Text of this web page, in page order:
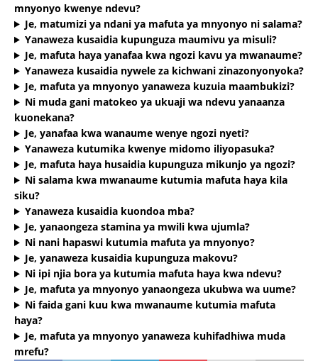
mnyonyo kwenye ndevu?
Je, matumizi ya ndani ya mafuta ya mnyonyo ni salama?
Yanaweza kusaidia kupunguza maumivu ya misuli?
Je, mafuta haya yanafaa kwa ngozi kavu ya mwanaume?
Yanaweza kusaidia nywele za kichwani zinazonyonyoka?
Je, mafuta ya mnyonyo yanaweza kuzuia maambukizi?
Ni muda gani matokeo ya ukuaji wa ndevu yanaanza
kuonekana?
Je, yanafaa kwa wanaume wenye ngozi nyeti?
Yanaweza kutumika kwenye midomo iliyopasuka?
Je, mafuta haya husaidia kupunguza mikunjo ya ngozi?
Ni salama kwa mwanaume kutumia mafuta haya kila
siku?
Yanaweza kusaidia kuondoa mba?
Je, yanaongeza stamina ya mwili kwa ujumla?
Ni nani hapaswi kutumia mafuta ya mnyonyo?
Je, yanaweza kusaidia kupunguza makovu?
Ni ipi njia bora ya kutumia mafuta haya kwa ndevu?
Je, mafuta ya mnyonyo yanaongeza ukubwa wa uume?
Ni faida gani kuu kwa mwanaume kutumia mafuta
haya?
Je, mafuta ya mnyonyo yanaweza kuhifadhiwa muda
mrefu?